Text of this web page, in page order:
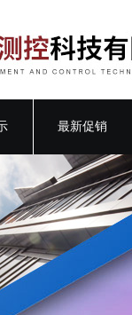
最新促销